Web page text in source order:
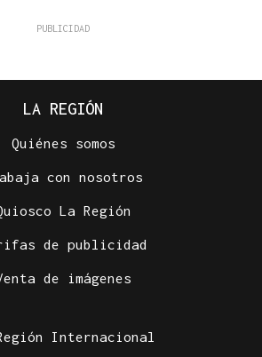
LA REGIÓN
Quiénes somos
con nosotros
La Región
de publicidad
de imágenes
Internacional